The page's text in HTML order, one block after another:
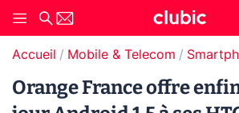
Accueil Mobile & Telecom
Orange France offre